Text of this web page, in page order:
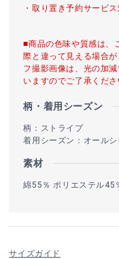
・取り置き予約サービス
■商品の色味や質感は、
際と違って見える場合
フ撮影画像は、光の加
いますのでご了承くださ
柄・着用シーズン
柄：ストライプ
着用シーズン：オールシ
素材
綿55％ ポリエステル45
サイズガイド